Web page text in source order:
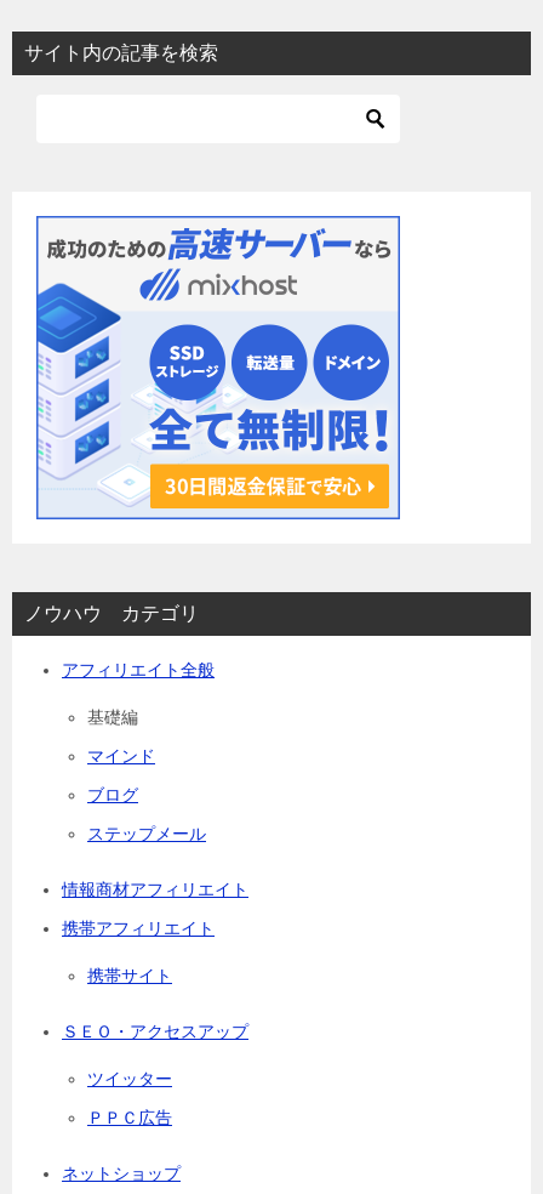
ビ
ゲ
サイト内の記事を検索
ノウハウ カテゴリ
アフィリエイト全般
基礎編
マインド
ブログ
ステップメール
情報商材アフィリエイト
携帯アフィリエイト
携帯サイト
ＳＥＯ・アクセスアップ
ツイッター
ＰＰＣ広告
ネットショップ